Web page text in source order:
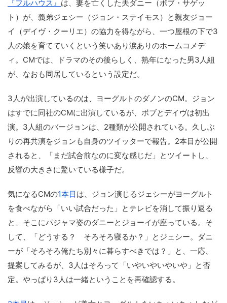
『フルハウス』 は、妻を亡くした夫ダニー（ボブ・サゲッ
ト）が、義弟ジェシー（ジョン・ステイモス）と親友ジョー
イ（デイヴ・クーリエ）の協力を得ながら、一つ屋根の下で3
人の娘を育てていくという笑いあり涙ありのホームコメデ
ィ。CMでは、ドラマのその後らしく、熟年になった男3人組
が、なおも同居しているという設定だ。
3人が出演しているのは、ヨーグルトのダノンのCM。ジョン
はすでに同社のCMに出演しているが、ボブとデイヴは初出
演。3人組のバージョンは、2種類が公開されている。久しぶ
りの再共演をジョンも自身のツイッターで報告。2本目が公開
されると、「まだ試合前なのに変な感じだ」とツイートし、
反響の大きさに驚いている様子だ。
気になるCMの1本目 は、ジョン演じるジェシーがヨーグルト
を食べながら「いい試合だった」とテレビを消して振り返る
と、そこにパジャマ姿のダニーとジョーイが座っている。そ
して、「どうする？ そろそろ寝るか？」とジェシー。ダニ
ーが「そろそろ俺たち別々に暮らすべきでは？」と、一応、
提案してみるが、3人はそろって「いやいやいやいや」と否
定。やっぱり3人は一緒ということを再確認する。